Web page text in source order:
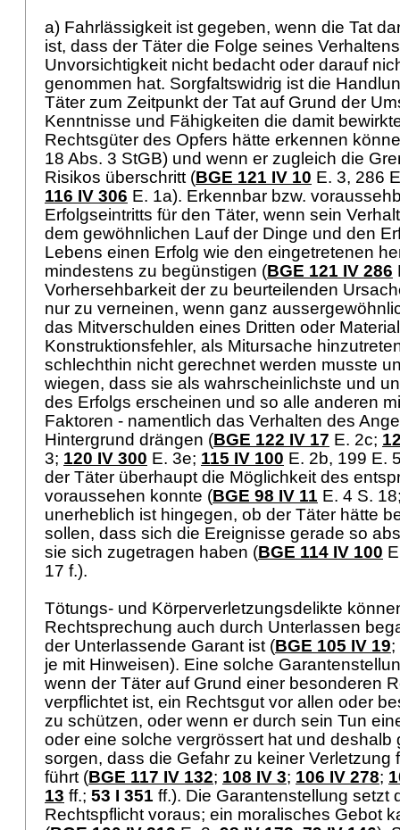
a) Fahrlässigkeit ist gegeben, wenn die Tat
ist, dass der Täter die Folge seines
Unvorsichtigkeit nicht bedacht oder darauf
genommen hat. Sorgfaltswidrig ist die
Täter zum Zeitpunkt der Tat auf Grund der
Kenntnisse und Fähigkeiten die damit
Rechtsgüter des Opfers hätte erkennen
18 Abs. 3 StGB) und wenn er zugleich die
Risikos überschritt (BGE 121 IV 10 E. 3, 286
116 IV 306 E. 1a). Erkennbar bzw.
Erfolgseintritts für den Täter, wenn sein
dem gewöhnlichen Lauf der Dinge und den
Lebens einen Erfolg wie den eingetretenen
mindestens zu begünstigen (BGE 121 IV 286
Vorhersehbarkeit der zu beurteilenden
nur zu verneinen, wenn ganz
das Mitverschulden eines Dritten oder
Konstruktionsfehler, als Mitursache
schlechthin nicht gerechnet werden musste
wiegen, dass sie als wahrscheinlichste und
des Erfolgs erscheinen und so alle anderen
Faktoren - namentlich das Verhalten des
Hintergrund drängen (BGE 122 IV 17 E. 2c;
3; 120 IV 300 E. 3e; 115 IV 100 E. 2b, 199 E.
der Täter überhaupt die Möglichkeit des
voraussehen konnte (BGE 98 IV 11 E. 4 S.
unerheblich ist hingegen, ob der Täter hätte
sollen, dass sich die Ereignisse gerade so
sie sich zugetragen haben (BGE 114 IV 100
17 f.).
Tötungs- und Körperverletzungsdelikte
Rechtsprechung auch durch Unterlassen
der Unterlassende Garant ist (BGE 105 IV 19;
je mit Hinweisen). Eine solche
wenn der Täter auf Grund einer besonderen
verpflichtet ist, ein Rechtsgut vor allen oder
zu schützen, oder wenn er durch sein Tun
oder eine solche vergrössert hat und deshalb
sorgen, dass die Gefahr zu keiner Verletzung
führt (BGE 117 IV 132; 108 IV 3; 106 IV 278;
13 ff.; 53 I 351 ff.). Die Garantenstellung setzt
Rechtspflicht voraus; ein moralisches Gebot